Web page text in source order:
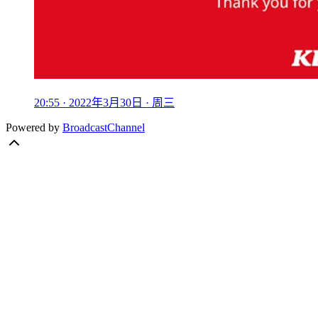
20:55 · 2022年3月30日 · 周三
Powered by BroadcastChannel